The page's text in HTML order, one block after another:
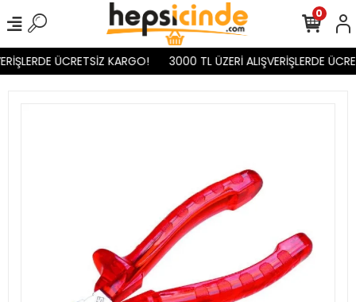
ÜCRETSİZ KARGO! 3000 TL ÜZERİ ALIŞVERİŞLERDE
0